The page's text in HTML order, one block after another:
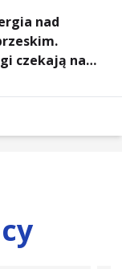
nad
czekają na